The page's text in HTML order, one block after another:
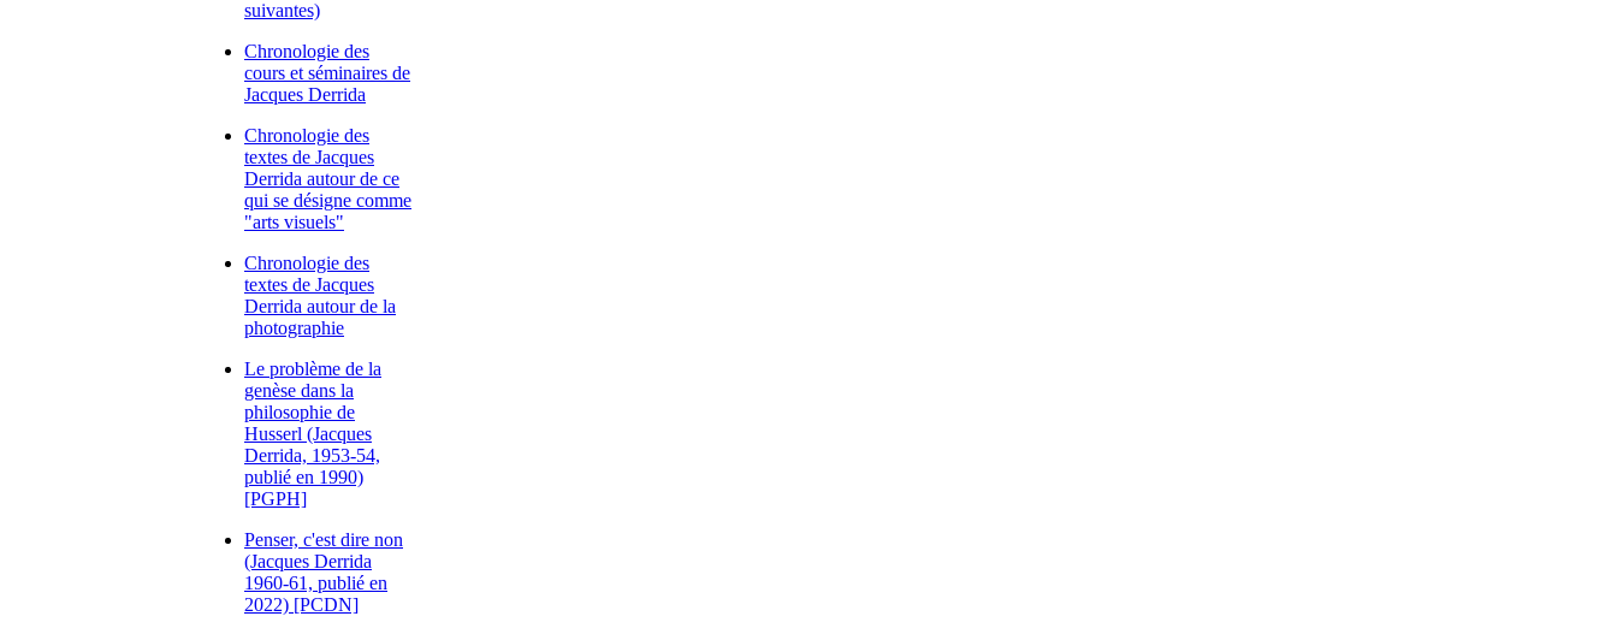
suivantes)
Chronologie des
cours et séminaires de
Jacques Derrida
Chronologie des
textes de Jacques
Derrida autour de ce
qui se désigne comme
"arts visuels"
Chronologie des
textes de Jacques
Derrida autour de la
photographie
Le problème de la
genèse dans la
philosophie de
Husserl (Jacques
Derrida, 1953-54,
publié en 1990)
[PGPH]
Penser, c'est dire non
(Jacques Derrida
1960-61, publié en
2022) [PCDN]